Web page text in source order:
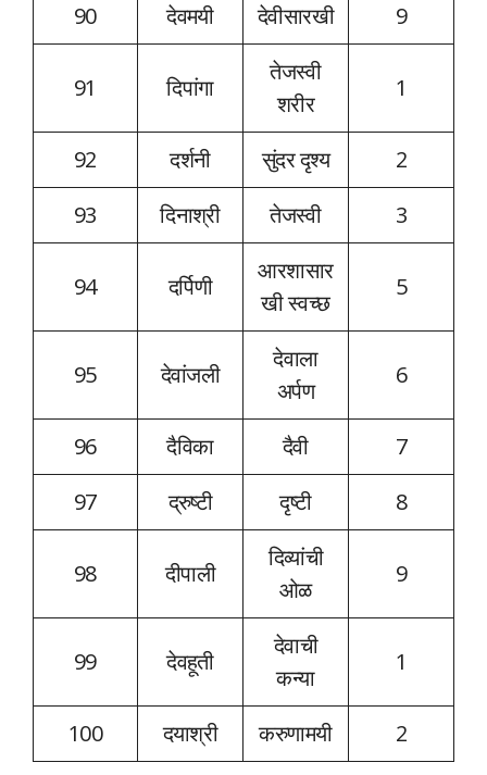
90
देवमयी देवीसारखी 9
91 दिपांगा
तेजस्वी
शरीर
1
92 दर्शनी सुंदर दृश्य
2
93
दिनाश्री तेजस्वी 3
94 दर्पिणी
आरशासार
खी स्वच्छ
5
95 देवांजली
देवाला
अर्पण
6
96 दैविका दैवी
7
97
द्रुष्टी दृष्टी 8
98 दीपाली
दिव्यांची
ओळ
9
99 देवहूती
देवाची
कन्या
1
100 दयाश्री करुणामयी 2